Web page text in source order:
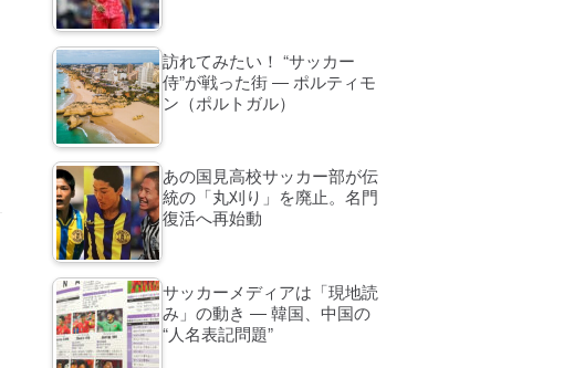
訪れてみたい！ “サッカー
侍”が戦った街 ― ポルティモ
ン（ポルトガル）
あの国見高校サッカー部が伝
統の「丸刈り」を廃止。名門
復活へ再始動
サッカーメディアは「現地読
み」の動き ― 韓国、中国の
“人名表記問題”